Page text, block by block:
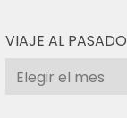
VIAJE AL PASADO
Viaje